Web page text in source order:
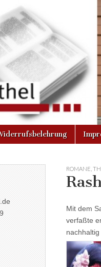
ROMANE
Mit dem
verfaßte